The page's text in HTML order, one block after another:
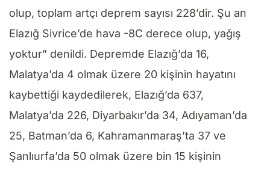
olup, toplam artçı deprem sayısı 228’dir. Şu an
Elazığ Sivrice’de hava -8C derece olup, yağış
yoktur” denildi. Depremde Elazığ’da 16,
Malatya’da 4 olmak üzere 20 kişinin hayatını
kaybettiği kaydedilerek, Elazığ’da 637,
Malatya’da 226, Diyarbakır’da 34, Adıyaman’da
25, Batman’da 6, Kahramanmaraş’ta 37 ve
Şanlıurfa’da 50 olmak üzere bin 15 kişinin